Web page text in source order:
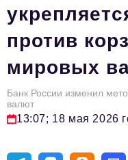
Персона номера
Юридический практикум
Стиль жизни
Туризм
Импортозамещение
против
мировых
Банк России изменил
валют
13:07; 18 мая 2026